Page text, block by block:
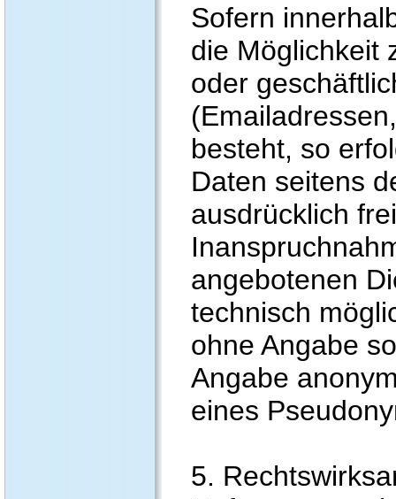
Sofern
die Möglichkeit
oder
besteht, so
Daten seitens
ausdrücklich
angebotenen
technisch
ohne Angabe
Angabe
eines
5.